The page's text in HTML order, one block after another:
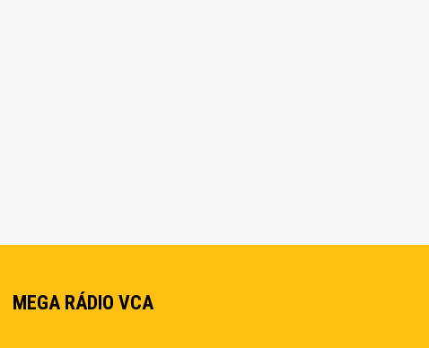
MEGA RÁDIO VCA